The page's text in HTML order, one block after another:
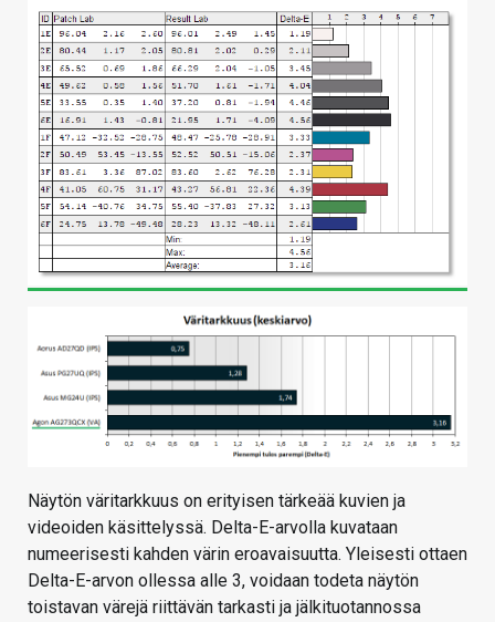
Näytön väritarkkuus on erityisen tärkeää kuvien ja
videoiden käsittelyssä. Delta-E-arvolla kuvataan
numeerisesti kahden värin eroavaisuutta. Yleisesti ottaen
Delta-E-arvon ollessa alle 3, voidaan todeta näytön
toistavan värejä riittävän tarkasti ja jälkituotannossa